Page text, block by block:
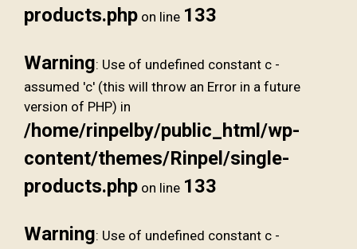
products.php on line 133
Warning: Use of undefined constant c -
assumed 'c' (this will throw an Error in a future
version of PHP) in
/home/rinpelby/public_html/wp-
content/themes/Rinpel/single-
products.php on line 133
Warning: Use of undefined constant c -